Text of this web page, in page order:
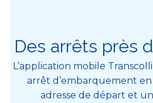
Des arrêts près
L’application mobile
arrêt d’embarquement
adresse de départ et